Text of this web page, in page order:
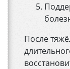
После